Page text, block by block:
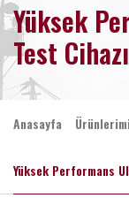
Yüksek
Test Cihazı
Anasayfa
Yüksek Performans